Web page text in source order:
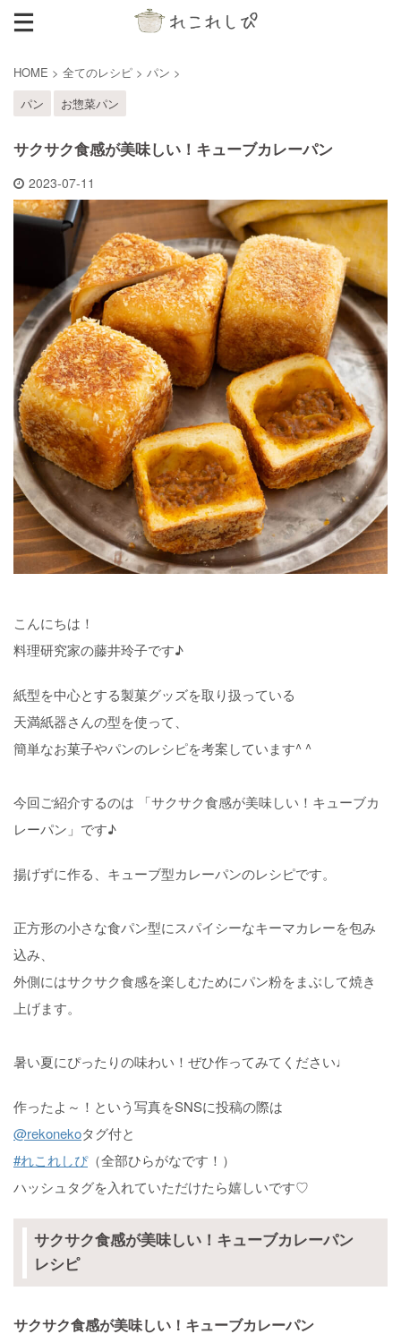
HOME > 全てのレシピ > パン >
パン
お惣菜パン
サクサク食感が美味しい！キューブカレーパン
2023-07-11
こんにちは！
料理研究家の藤井玲子です♪
紙型を中心とする製菓グッズを取り扱っている
天満紙器さんの型を使って、
簡単なお菓子やパンのレシピを考案しています^ ^
今回ご紹介するのは 「サクサク食感が美味しい！キューブカ
レーパン」です♪
揚げずに作る、キューブ型カレーパンのレシピです。
正方形の小さな食パン型にスパイシーなキーマカレーを包み
込み、
外側にはサクサク食感を楽しむためにパン粉をまぶして焼き
上げます。
暑い夏にぴったりの味わい！ぜひ作ってみてください♩
作ったよ～！という写真をSNSに投稿の際は
@rekonekoタグ付と
#れこれしぴ（全部ひらがなです！）
ハッシュタグを入れていただけたら嬉しいです♡
サクサク食感が美味しい！キューブカレーパン
レシピ
サクサク食感が美味しい！キューブカレーパン